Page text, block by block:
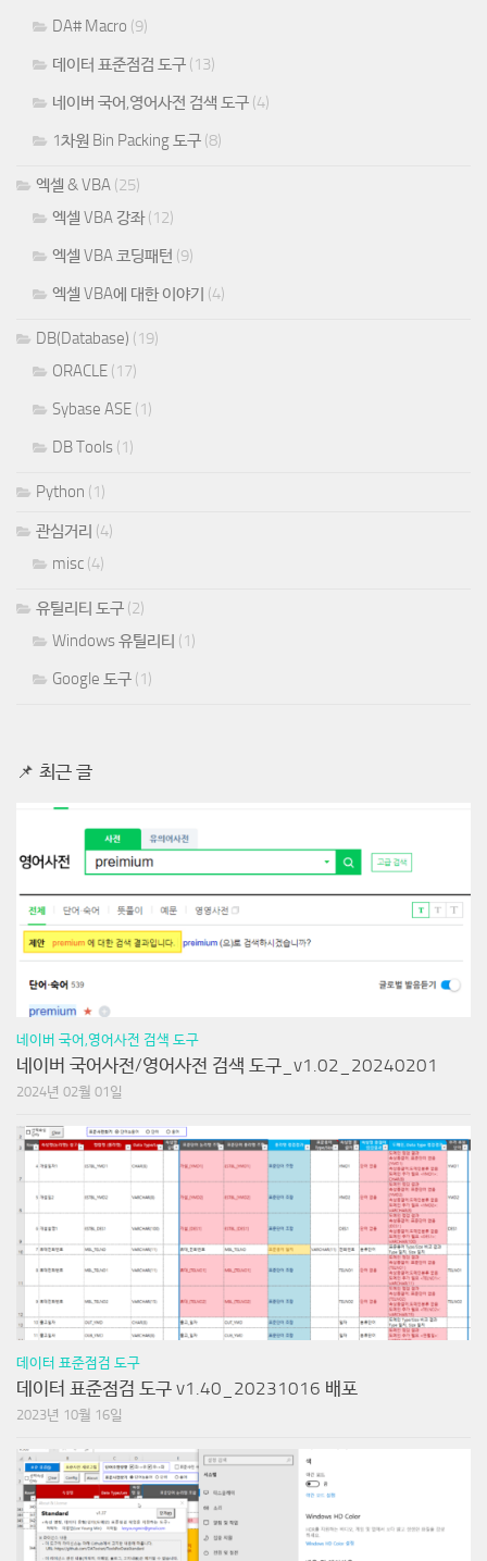
DA# Macro (9)
데이터 표준점검 도구 (13)
네이버 국어,영어사전 검색 도구 (4)
1차원 Bin Packing 도구 (8)
엑셀 & VBA (25)
엑셀 VBA 강좌(12)
엑셀 VBA 코딩패턴 (9)
엑셀 VBA에 대한 이야기 (4)
DB(Database) (19)
ORACLE (17)
Sybase ASE (1)
DB Tools (1)
Python (1)
관심거리 (4)
misc (4)
유틸리티 도구 (2)
Windows 유틸리티 (1)
Google 도구 (1)
📌 최근 글
네이버 국어,영어사전 검색 도구
네이버 국어사전/영어사전 검색 도구_v1.02_20240201
2024년 02월 01일
데이터 표준점검 도구
데이터 표준점검 도구 v1.40_20231016 배포
2023년 10월 16일